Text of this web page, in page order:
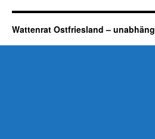
Wattenrat Ostfriesland –